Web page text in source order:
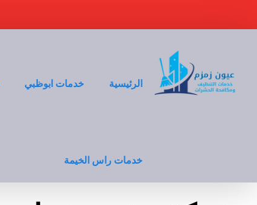
الرئيسية خدمات ابوظبي
خدمات راس الخيمة